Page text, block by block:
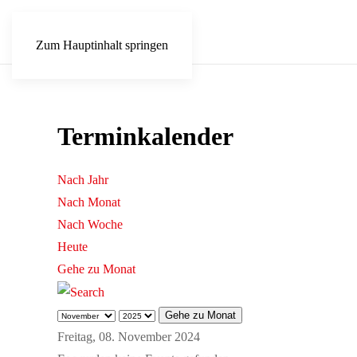
Zum Hauptinhalt springen
Terminkalender
Nach Jahr
Nach Monat
Nach Woche
Heute
Gehe zu Monat
Gehe zu Monat
Freitag, 08. November 2024